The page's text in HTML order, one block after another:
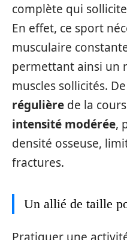
complète qui
En effet, ce sport
musculaire
permettant ainsi un
muscles sollicités.
régulière de la
intensité modérée,
densité osseuse,
fractures.
Un allié de taille